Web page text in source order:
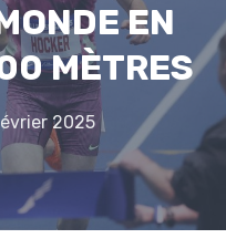
EN
MÈTRES
2025